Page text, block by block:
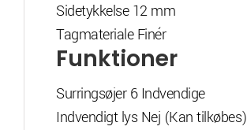
Sidetykkelse 12 mm
Tagmateriale Finér
Funktioner
Surringsøjer 6 Indvendige
Indvendigt lys Nej (Kan tilkøbes)